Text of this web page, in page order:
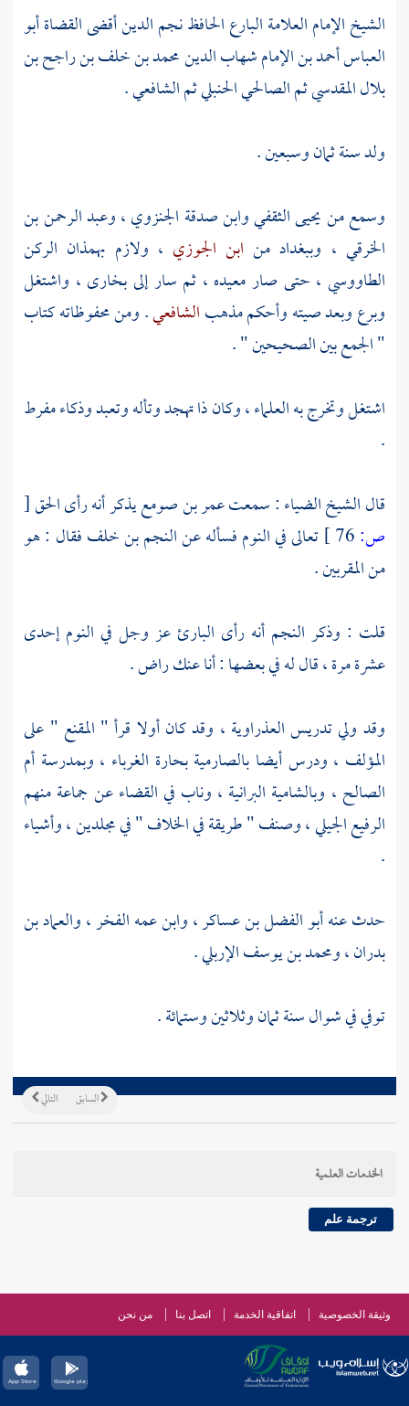
الشيخ الإمام العلامة البارع الحافظ نجم الدين أقضى القضاة أبو
العباس أحمد بن الإمام شهاب الدين محمد بن خلف بن راجح بن
بلال المقدسي ثم الصالحي الحنبلي ثم الشافعي .
ولد سنة ثمان وسبعين .
وسمع منيحيى الثقفيوابن صدقة الجنزوي،وعبد الرحمن بن
الخرقي ، وببغداد من ابن الجوزي ، ولازم بهمذان الركن
الطاووسي ، حتى صار معيده ، ثم سار إلىبخارى ، واشتغل
وبرع وبعد صيته وأحكم مذهبالشافعي. ومن محفوظاته كتاب
" الجمع بين الصحيحين " .
اشتغل وتخرج به العلماء ، وكان ذا تهجد وتأله وتعبد وذكاء مفرط
.
قال الشيخالضياء: سمعتعمر بن صومعيذكر أنه رأى الحق[
ص:
تعالى في النوم فسأله عنالنجم بن خلففقال : هو
من المقربين .
قلت : وذكر النجمأنه رأى البارئ عز وجل في النوم إحدى
عشرة مرة ، قال له في بعضها : أنا عنك راض .
وقد ولي تدريس العذراوية ، وقد كان أولا قرأ " المقنع " على
المؤلف ، ودرس أيضا بالصارميةبحارة الغرباء ، وبمدرسة أم
الصالح ، وبالشامية البرانية ، وناب في القضاء عن جماعة منهم
الرفيع الجيلي، وصنف " طريقة في الخلاف " في مجلدين ، وأشياء
.
حدث عنهأبو الفضل بن عساكر، وابن عمهالفخر،والعماد بن
بدران،ومحمد بن يوسف الإربلي.
توفي في شوال سنة ثمان وثلاثين وستمائة .
التالي السابق
الخدمات العلمية
ترجمة علم
وثيقة الخصوصية اتفاقية الخدمة اتصل بنا من نحن